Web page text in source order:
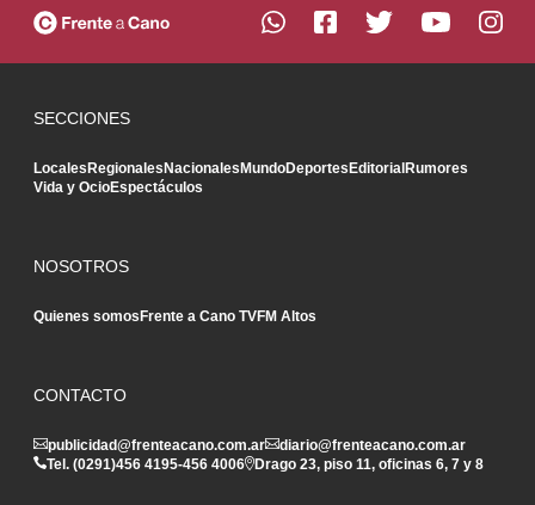
SECCIONES
LocalesRegionalesNacionalesMundoDeportesEditorialRumores
Vida y OcioEspectáculos
NOSOTROS
Quienes somosFrente a Cano TVFM Altos
CONTACTO
publicidad@frenteacano.com.ar
diario@frenteacano.com.ar
Tel. (0291)456 4195-456 4006 Drago 23, piso 11, oficinas 6, 7 y 8